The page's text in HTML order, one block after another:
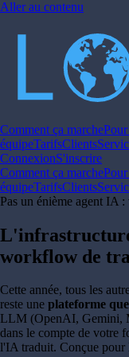
Aller au contenu
Comment ça marche
équipeTarifsClients
ConnexionS'inscrire
Comment ça marche
équipeTarifsClients
Pas un énième agent IA
workflow de
Cette année, tous les
reste une plateforme
LLM (OpenAI, Gemini,
dans le compte de votre
l'IA traduit. Conçue pour